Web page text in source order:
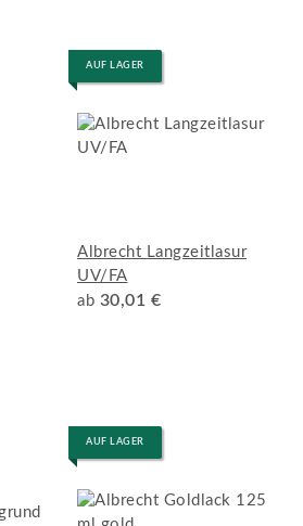
AUF LAGER
Albrecht Langzeitlasur
UV/FA
ab 30,01 €
AUF LAGER